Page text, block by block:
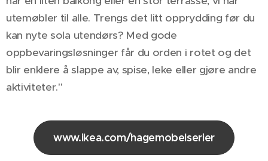
utemøbler til alle. Trengs det litt opprydding før du
kan nyte sola utendørs? Med gode
oppbevaringsløsninger får du orden i rotet og det
blir enklere å slappe av, spise, leke eller gjøre andre
aktiviteter."
www.ikea.com/hagemobelserier